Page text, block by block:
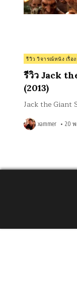
Posted
in
รีวิว วิจารณ์หนัง เรื่อ
รีวิว Jack
(2013)
Jack the Giant
xammer 20